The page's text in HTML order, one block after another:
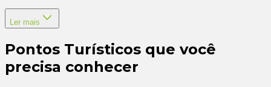
Ler mais
Pontos Turísticos que você
precisa conhecer